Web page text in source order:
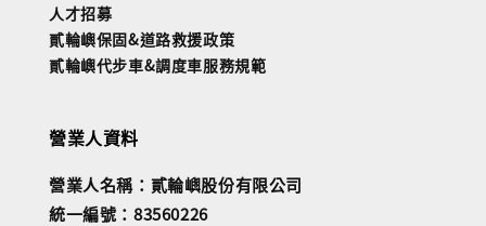
人才招募
貳輪嶼保固&道路救援政策
貳輪嶼代步車&調度車服務規範
營業人資料
營業人名稱：貳輪嶼股份有限公司
統一編號：83560226